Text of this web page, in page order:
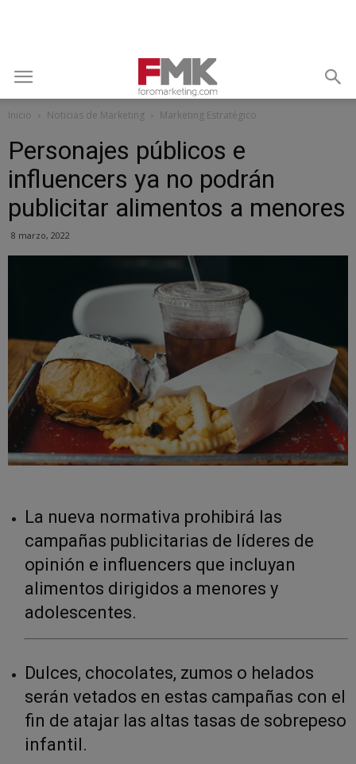
Inicio Noticias de Marketing Marketing Estratégico
Personajes públicos e
influencers ya no podrán
publicitar alimentos a menores
8 marzo, 2022
La nueva normativa prohibirá las
campañas publicitarias de líderes de
opinión e influencers que incluyan
alimentos dirigidos a menores y
adolescentes.
Dulces, chocolates, zumos o helados
serán vetados en estas campañas con el
fin de atajar las altas tasas de sobrepeso
infantil.